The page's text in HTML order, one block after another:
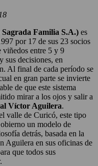
Familia S.A.) es
por 17 de sus 23 socios
viñedos entre 5 y 9
sus decisiones, en
Al final de cada período se
en gran parte se invierte
de que este sistema
mirar a los ojos y salir a
Víctor Aguilera.
valle de Curicó, este tipo
un modelo de
detrás, basada en la
Aguilera en sus oficinas de
que todos sus